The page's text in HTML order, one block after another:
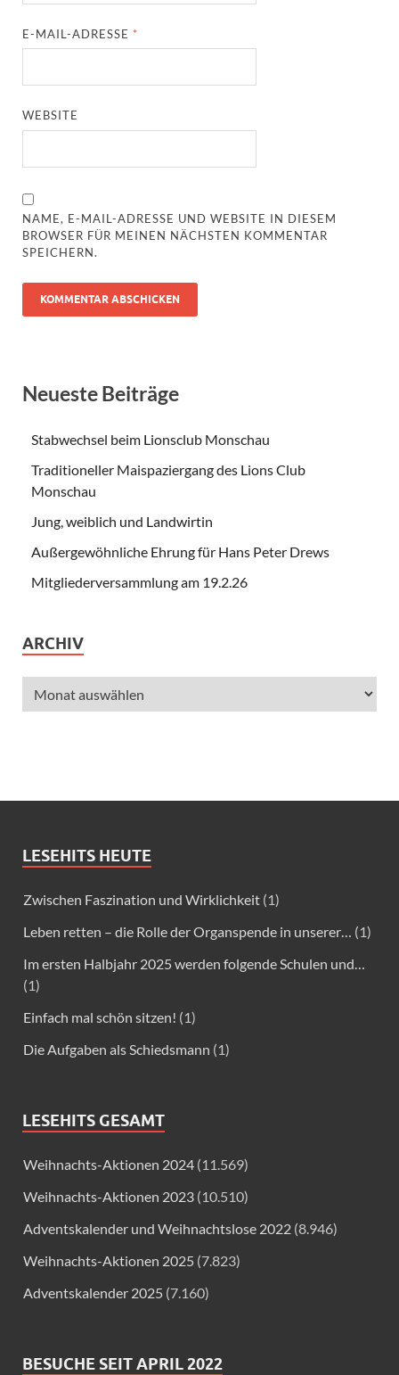
E-MAIL-ADRESSE *
WEBSITE
NAME, E-MAIL-ADRESSE UND WEBSITE IN DIESEM
BROWSER FÜR MEINEN NÄCHSTEN KOMMENTAR
SPEICHERN.
Neueste Beiträge
Stabwechsel beim Lionsclub Monschau
Traditioneller Maispaziergang des Lions Club
Monschau
Jung, weiblich und Landwirtin
Außergewöhnliche Ehrung für Hans Peter Drews
Mitgliederversammlung am 19.2.26
ARCHIV
LESEHITS HEUTE
Zwischen Faszination und Wirklichkeit (1)
Leben retten – die Rolle der Organspende in unserer… (1)
Im ersten Halbjahr 2025 werden folgende Schulen und…
(1)
Einfach mal schön sitzen! (1)
Die Aufgaben als Schiedsmann (1)
LESEHITS GESAMT
Weihnachts-Aktionen 2024 (11.569)
Weihnachts-Aktionen 2023 (10.510)
Adventskalender und Weihnachtslose 2022 (8.946)
Weihnachts-Aktionen 2025 (7.823)
Adventskalender 2025 (7.160)
BESUCHE SEIT APRIL 2022